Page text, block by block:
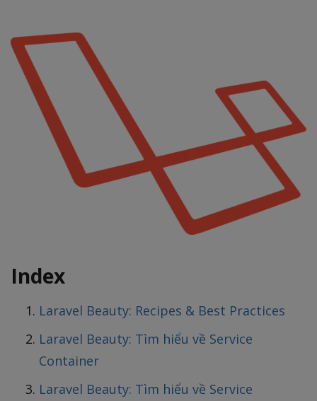
Index
Laravel Beauty: Recipes & Best Practices
Laravel Beauty: Tìm hiểu về Service
Container
Laravel Beauty: Tìm hiểu về Service